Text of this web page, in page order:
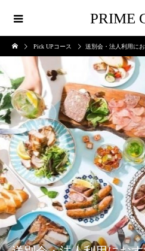
PRIME
Pick UPコース 送別会・法人利用に